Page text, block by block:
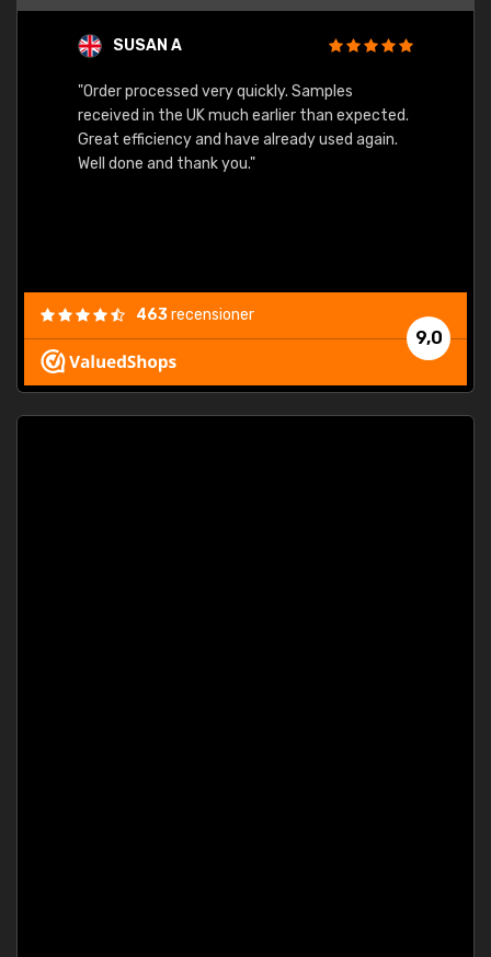
SUSAN A
"Order processed very quickly. Samples
received in the UK much earlier than expected.
Great efficiency and have already used again.
Well done and thank you."
9,0
463recensioner